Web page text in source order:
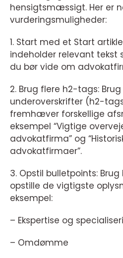
hensigtsmæssigt. Her er
vurderingsmuligheder:
1. Start med et Start
indeholder relevant tekst
du bør vide om
2. Brug flere h2-tags:
underoverskrifter (h2-
fremhæver forskellige
eksempel “Vigtige
advokatfirma” og
advokatfirmaer”.
3. Opstil bulletpoints:
opstille de vigtigste
eksempel:
– Ekspertise og
– Omdømme